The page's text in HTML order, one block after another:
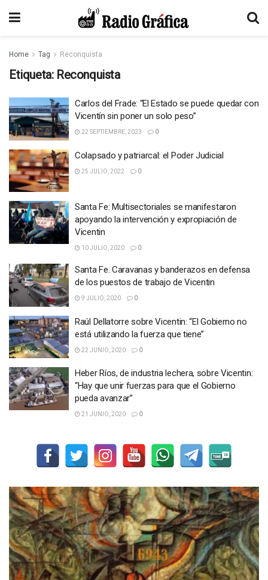
Home Tag Reconquista
Etiqueta: Reconquista
Carlos del Frade: “El Estado se puede quedar con
Vicentín sin poner un solo peso”
22 SEPTIEMBRE, 2023 0
Colapsado y patriarcal: el Poder Judicial
25 JULIO, 2022 0
Santa Fe: Multisectoriales se manifestaron
apoyando la intervención y expropiación de
Vicentin
10 JULIO, 2020 0
Santa Fe. Caravanas y banderazos en defensa
de los puestos de trabajo de Vicentin
9 JULIO, 2020 0
Raúl Dellatorre sobre Vicentin: “El Gobierno no
está utilizando la fuerza que tiene”
22 JUNIO, 2020 0
Heber Ríos, de industria lechera, sobre Vicentin:
“Hay que unir fuerzas para que el Gobierno
pueda avanzar”
21 JUNIO, 2020 0